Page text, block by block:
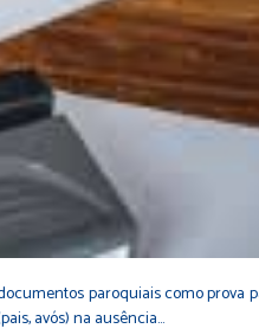
paroquiais como prova
avós) na ausência…